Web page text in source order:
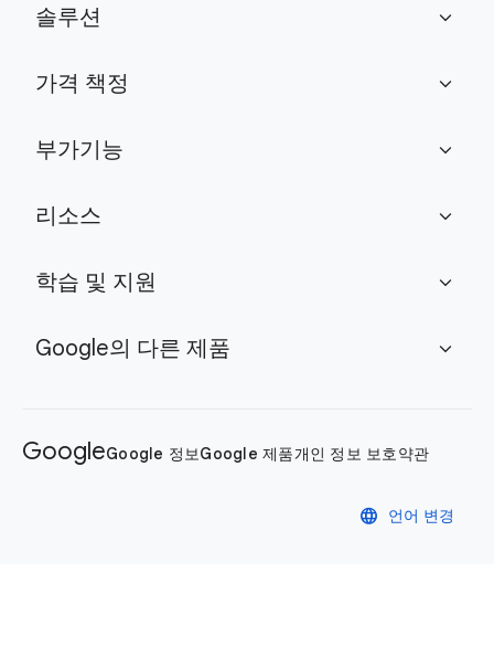
솔루션 expand_more
가격 책정 expand_more
부가기능 expand_more
리소스 expand_more
학습 및 지원 expand_more
Google의 다른 제품 expand_more
GoogleGoogle 정보Google 제품개인 정보 보호약관
language 언어 변경